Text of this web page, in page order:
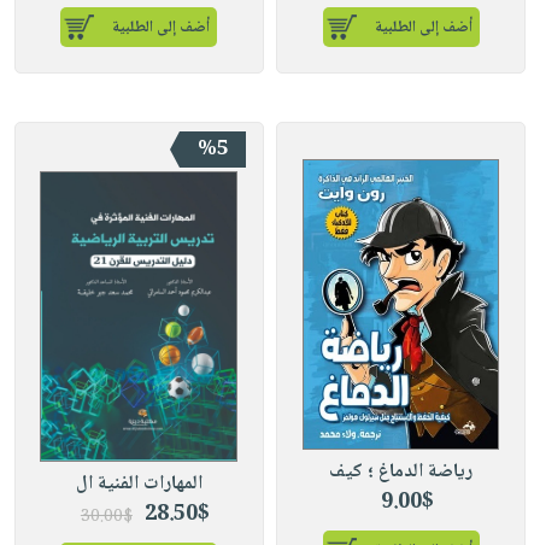
أضف إلى الطلبية أضف إلى الطلبية
رياضة الدماغ ؛ كيف
9.00$
%5
المهارات الفنية ال
28.50$
30.00$